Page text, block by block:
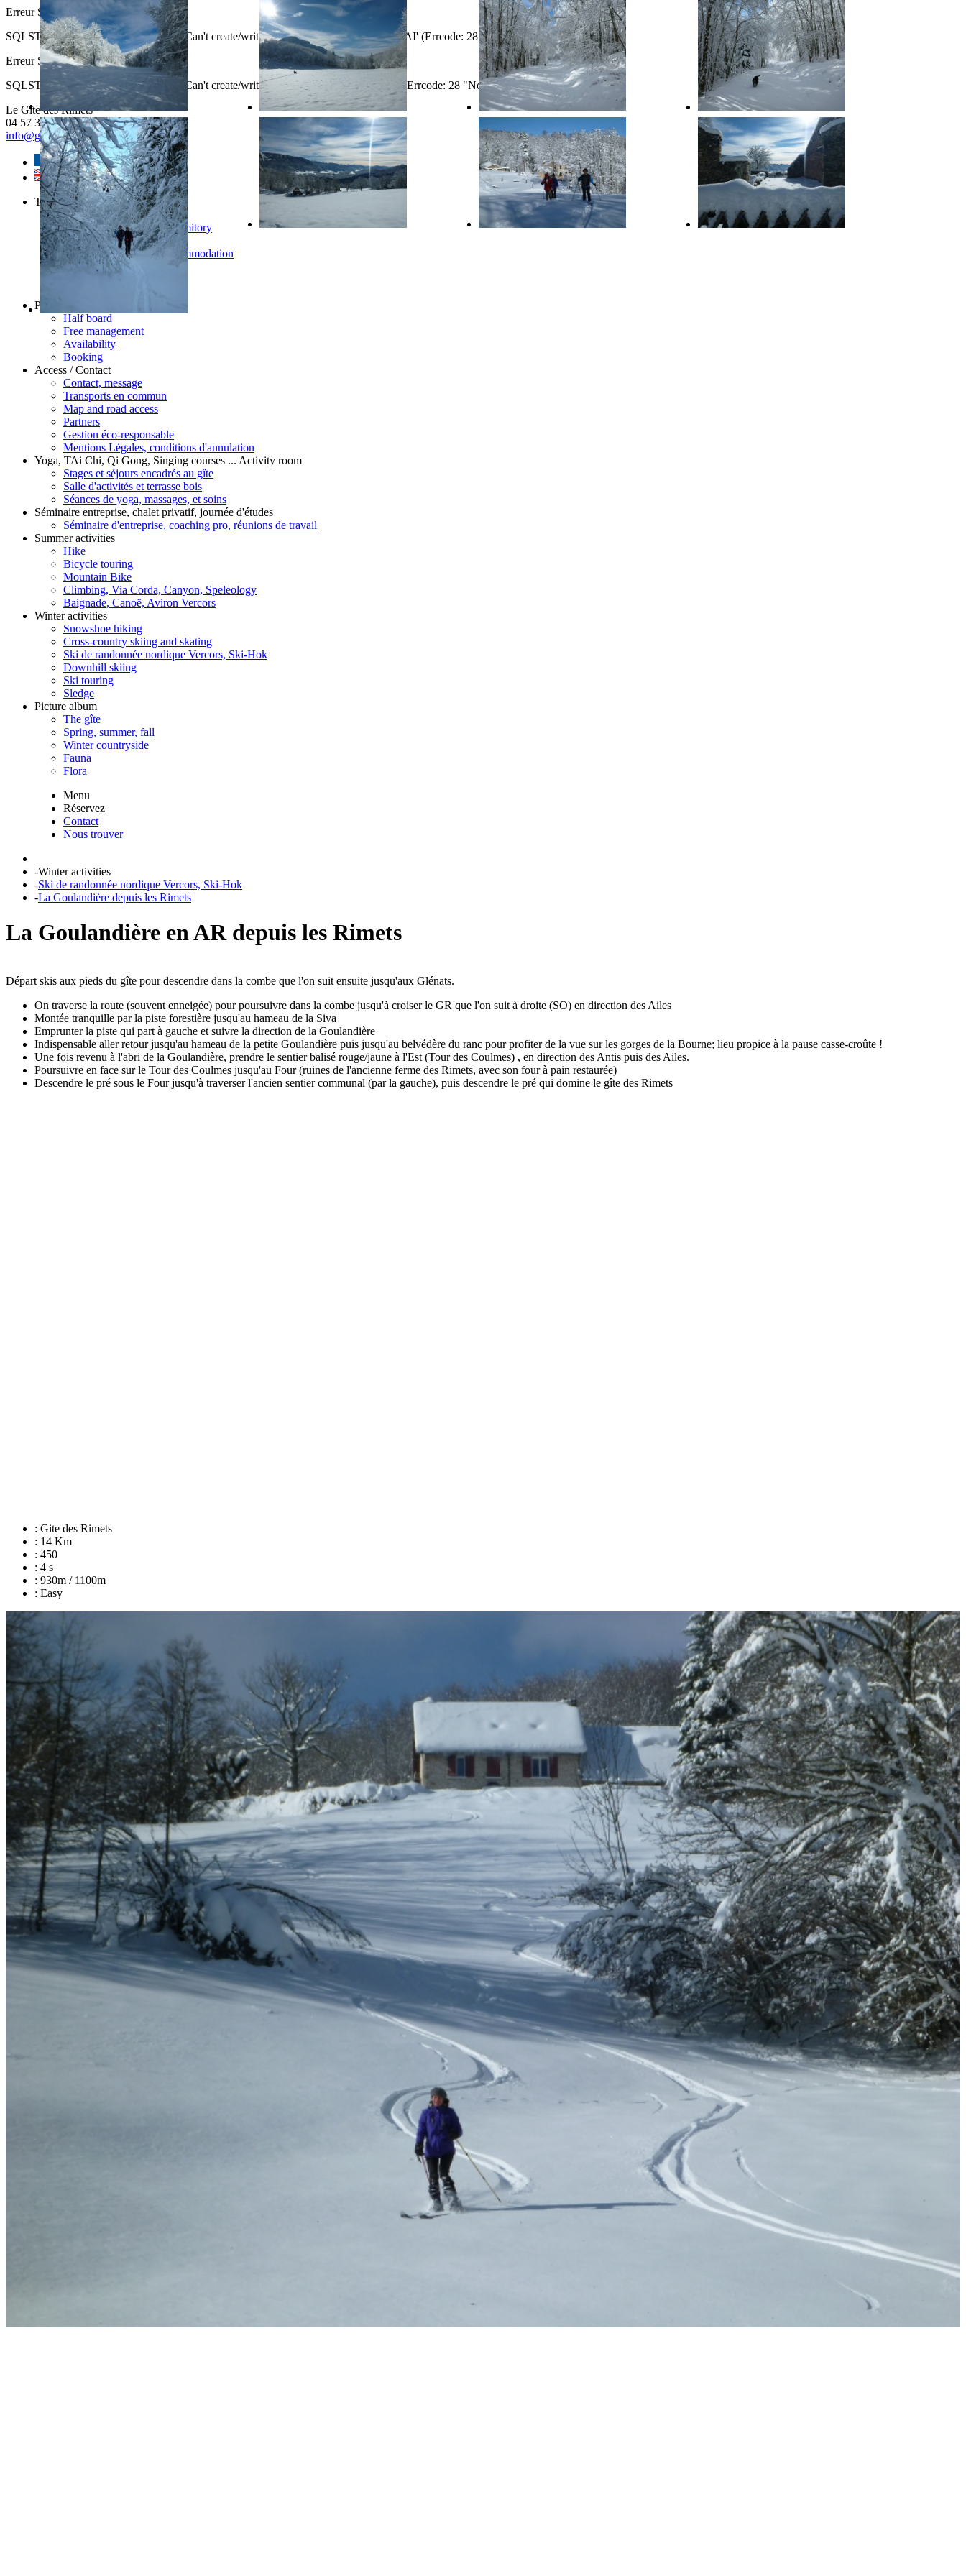
Erreur SQL
SQLSTATE[HY000]: General error: 1 Can't create/write to file '/var/tmp/#sql_550_0.MAI' (Errcode: 28 "No space left on device")
Erreur SQL
SQLSTATE[HY000]: General error: 1 Can't create/write to file '/var/tmp/MY6Ch4NC' (Errcode: 28 "No space left on device")
Le Gîte des Rimets
04 57 33 12 35
info@gite-vercors-rimets.fr
The gîte des Rimets
General information
The bedrooms and the dormitory
Meals
Welcome in stopover accommodation
Services and equipment
The gîte’s team
Prices, booking
Half board
Free management
Availability
Booking
Access / Contact
Contact, message
Transports en commun
Map and road access
Partners
Gestion éco-responsable
Mentions Légales, conditions d'annulation
Yoga, TAi Chi, Qi Gong, Singing courses ... Activity room
Stages et séjours encadrés au gîte
Salle d'activités et terrasse bois
Séances de yoga, massages, et soins
Séminaire entreprise, chalet privatif, journée d'études
Séminaire d'entreprise, coaching pro, réunions de travail
Summer activities
Hike
Bicycle touring
Mountain Bike
Climbing, Via Corda, Canyon, Speleology
Baignade, Canoë, Aviron Vercors
Winter activities
Snowshoe hiking
Cross-country skiing and skating
Ski de randonnée nordique Vercors, Ski-Hok
Downhill skiing
Ski touring
Sledge
Picture album
The gîte
Spring, summer, fall
Winter countryside
Fauna
Flora
Menu
Réservez
Contact
Nous trouver
-Winter activities
-Ski de randonnée nordique Vercors, Ski-Hok
-La Goulandière depuis les Rimets
La Goulandière en AR depuis les Rimets
Départ skis aux pieds du gîte pour descendre dans la combe que l'on suit ensuite jusqu'aux Glénats.
On traverse la route (souvent enneigée) pour poursuivre dans la combe jusqu'à croiser le GR que l'on suit à droite (SO) en direction des Ailes
Montée tranquille par la piste forestière jusqu'au hameau de la Siva
Emprunter la piste qui part à gauche et suivre la direction de la Goulandière
Indispensable aller retour jusqu'au hameau de la petite Goulandière puis jusqu'au belvédère du ranc pour profiter de la vue sur les gorges de la Bourne; lieu propice à la pause casse-croûte !
Une fois revenu à l'abri de la Goulandière, prendre le sentier balisé rouge/jaune à l'Est (Tour des Coulmes) , en direction des Antis puis des Ailes.
Poursuivre en face sur le Tour des Coulmes jusqu'au Four (ruines de l'ancienne ferme des Rimets, avec son four à pain restaurée)
Descendre le pré sous le Four jusqu'à traverser l'ancien sentier communal (par la gauche), puis descendre le pré qui domine le gîte des Rimets
: Gite des Rimets
: 14 Km
: 450
: 4 s
: 930m / 1100m
: Easy